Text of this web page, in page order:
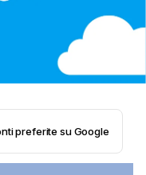
preferite su Google